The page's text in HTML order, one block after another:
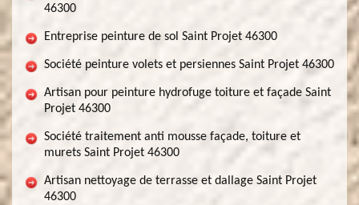
46300
Entreprise peinture de sol Saint Projet 46300
Société peinture volets et persiennes Saint Projet 46300
Artisan pour peinture hydrofuge toiture et façade Saint
Projet 46300
Société traitement anti mousse façade, toiture et
murets Saint Projet 46300
Artisan nettoyage de terrasse et dallage Saint Projet
46300